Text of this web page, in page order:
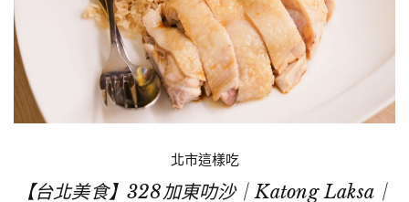
北市這樣吃
【台北美食】328加東叻沙｜Katong Laksa｜